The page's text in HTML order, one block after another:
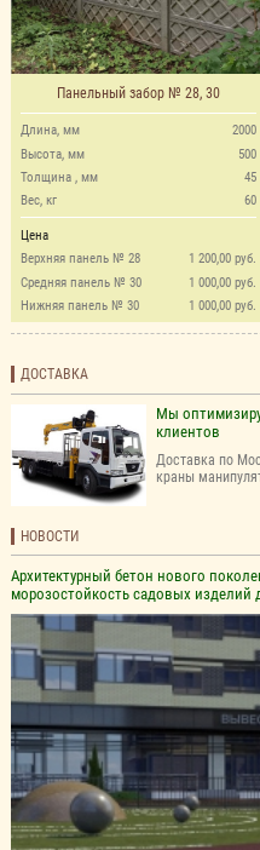
ДОСТАВКА
Мы
клиентов
Доставка по
краны
НОВОСТИ
Архитектурный бетон нового
морозостойкость садовых изделий
Панельный забор № 28, 30
2000
Длина, мм
500
Высота, мм
45
Толщина , мм
60
Вес, кг
Цена
1 200,00 руб.
Верхняя панель № 28
1 000,00 руб.
Средняя панель № 30
1 000,00 руб.
Нижняя панель № 30